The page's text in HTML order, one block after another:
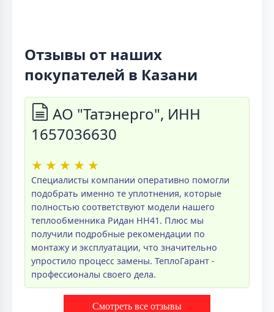
Отзывы от наших
покупателей в Казани
АО "Татэнерго", ИНН
1657036630
★ ★ ★ ★ ★
Специалисты компании оперативно помогли
подобрать именно те уплотнения, которые
полностью соответствуют модели нашего
теплообменника Ридан НН41. Плюс мы
получили подробные рекомендации по
монтажу и эксплуатации, что значительно
упростило процесс замены. ТеплоГарант -
профессионалы своего дела.
Смотреть все отзывы